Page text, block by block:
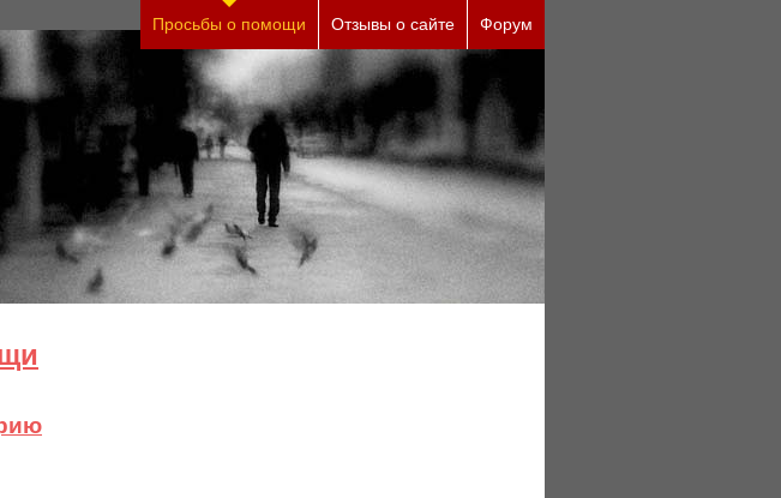
и его психологические причины (бесплатно)
Просьбы о помощи Отзывы о сайте Форум